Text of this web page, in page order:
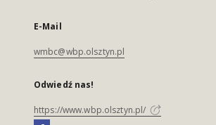
E-Mail
wmbc@wbp.olsztyn.pl
Odwiedź nas!
https://www.wbp.olsztyn.pl/